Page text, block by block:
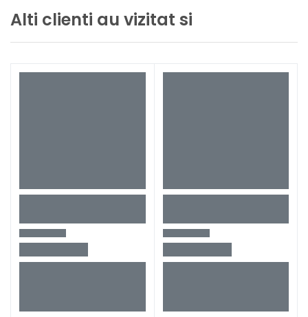
Alti clienti au vizitat si